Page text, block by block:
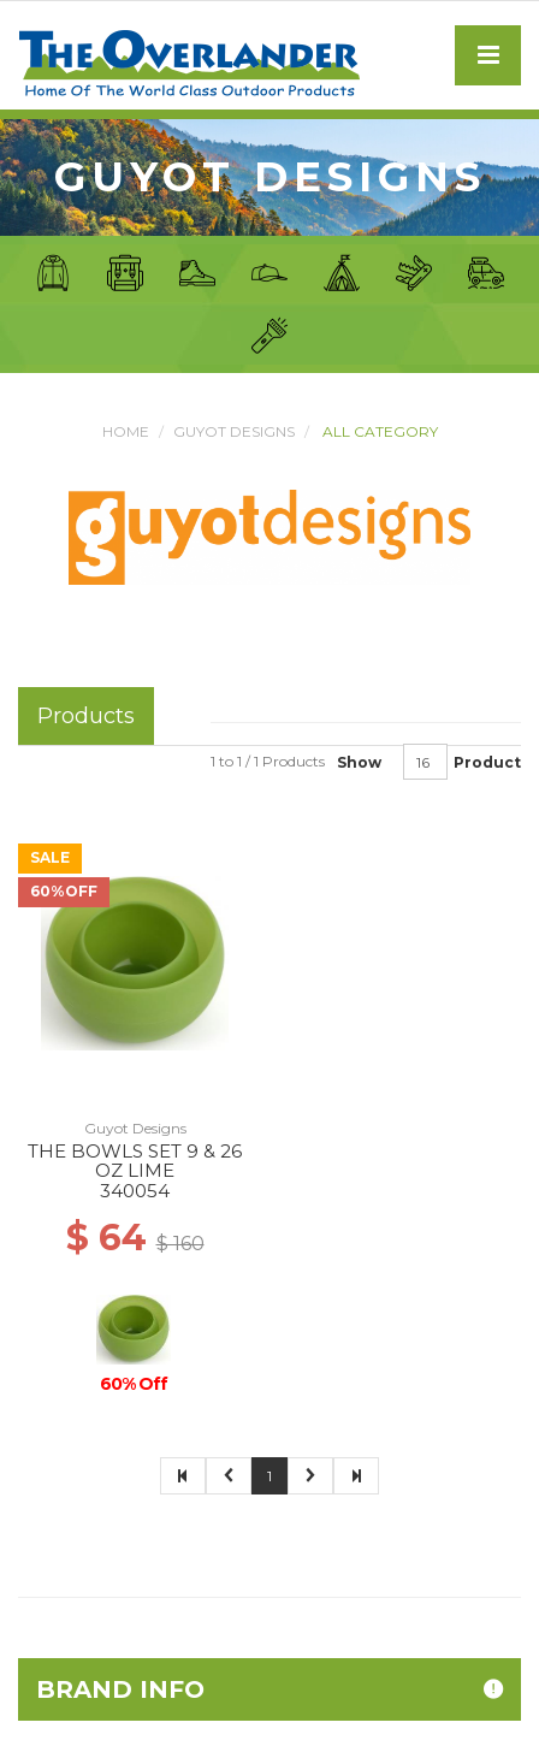
GUYOT DESIGNS
HOME GUYOT DESIGNS ALL CATEGORY
Products
Show Product
1 to 1 / 1 Products
SALE
60%OFF
Guyot Designs
THE BOWLS SET 9 & 26
OZ LIME
340054
$ 64$ 160
60% Off
1
BRAND INFO